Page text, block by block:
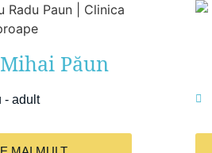
Păun
- adult